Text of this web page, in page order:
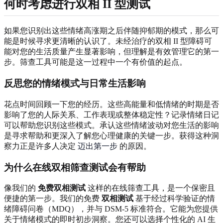
何时考虑进行双相 II 型测试
如果您识别出这些情绪高涨期之后伴随抑郁期的模式，那么可
能是时候寻求更清晰的认识了。未经治疗的双相 II 型障碍可
能对您的生活质量产生显著影响，但理解是有效管理它的第一
步。筛查工具可能是这一过程中一个有价值的起点。
反思您的情绪模式与日常生活影响
花点时间回顾一下您的经历。这些高能量和低情绪的时期是否
影响了您的人际关系、工作表现或整体稳定性？记录情绪日记
可以帮助您识别这些模式。承认这些情绪波动对您生活的影响
是寻求帮助和更深入了解您心理健康的关键一步。获得这种洞
察力正是许多人决定 迈出第一步 的原因。
为什么在线双相筛查测试会有帮助
像我们的 免费双相测试 这样的在线筛查工具，是一个保密且
便捷的第一步。我们的免费 双相测试 基于经过科学验证的情
绪障碍问卷（MDQ），并与 DSM-5 标准符合。它能为您提供
关于情绪模式的即时初步洞察。您还可以选择个性化的 AI 生